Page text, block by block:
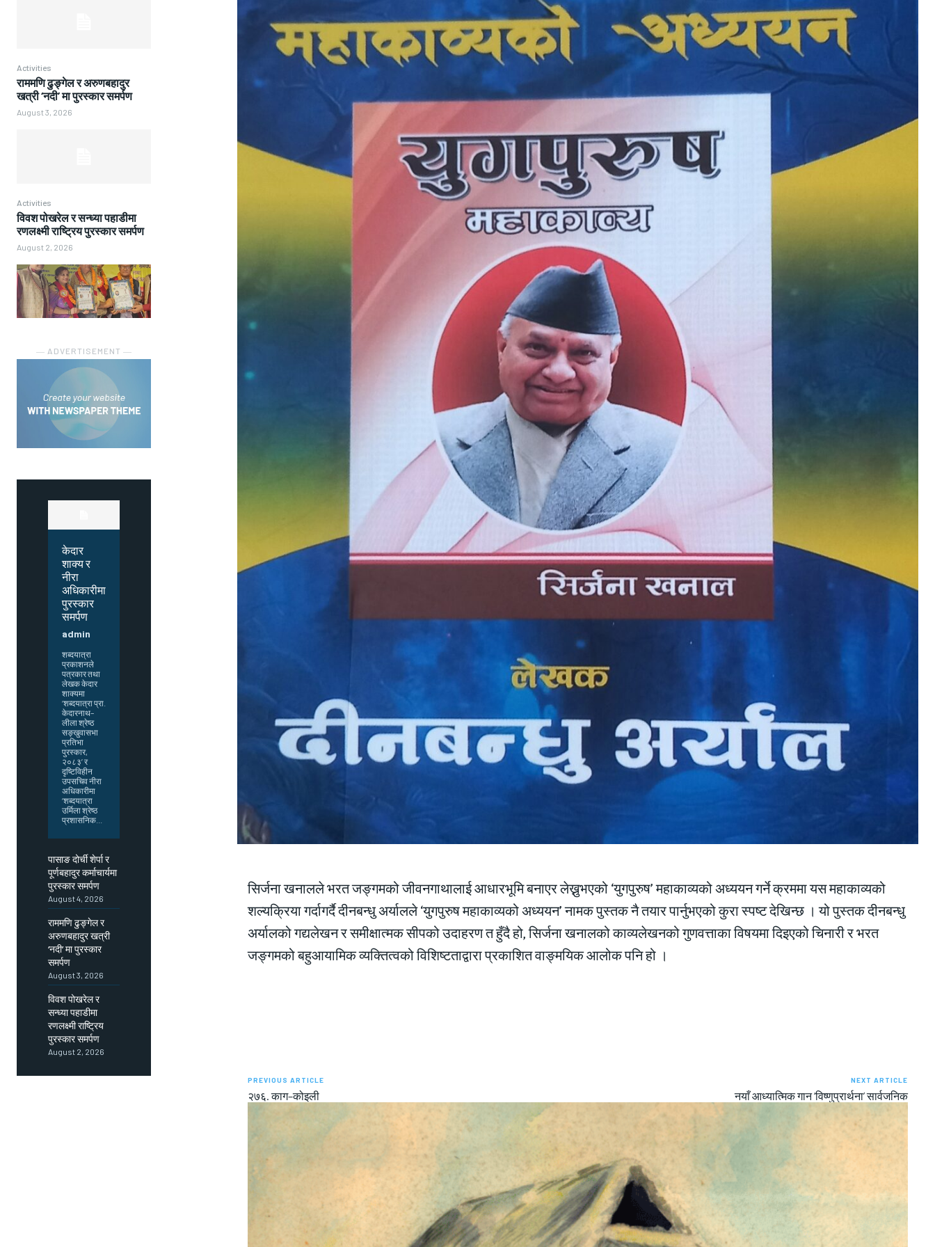
Activities
राममणि ढुङ्गेल र अरुणबहादुर
खत्री ‘नदी’ मा पुरस्कार समर्पण
August 3, 2026
Activities
विवश पोखरेल र सन्ध्या पहाडीमा
रणलक्ष्मी राष्ट्रिय पुरस्कार समर्पण
August 2, 2026
― ADVERTISEMENT ―
केदार
शाक्य र
नीरा
अधिकारीमा
पुरस्कार
समर्पण
admin
शब्दयात्रा
प्रकाशनले
पत्रकार तथा
लेखक केदार
शाक्यमा
‘शब्दयात्रा प्रा.
केदारनाथ–
लीला श्रेष्ठ
सङ्खुवासभा
प्रतिभा
पुरस्कार,
२०८३’ र
दृष्टिविहीन
उपसचिव नीरा
अधिकारीमा
‘शब्दयात्रा
उर्मिला श्रेष्ठ
प्रशासनिक...
पासाङ दोर्ची शेर्पा र
पूर्णबहादुर कर्माचार्यमा
पुरस्कार समर्पण
August 4, 2026
राममणि ढुङ्गेल र
अरुणबहादुर खत्री
‘नदी’ मा पुरस्कार
समर्पण
August 3, 2026
विवश पोखरेल र
सन्ध्या पहाडीमा
रणलक्ष्मी राष्ट्रिय
पुरस्कार समर्पण
August 2, 2026
सिर्जना खनालले भरत जङ्गमको जीवनगाथालाई आधारभूमि बनाएर लेख्नुभएको ‘युगपुरुष’ महाकाव्यको अध्ययन गर्ने क्रममा यस महाकाव्यको
शल्यक्रिया गर्दागर्दै दीनबन्धु अर्यालले ‘युगपुरुष महाकाव्यको अध्ययन’ नामक पुस्तक नै तयार पार्नुभएको कुरा स्पष्ट देखिन्छ । यो पुस्तक दीनबन्धु
अर्यालको गद्यलेखन र समीक्षात्मक सीपको उदाहरण त हुँदै हो, सिर्जना खनालको काव्यलेखनको गुणवत्ताका विषयमा दिइएको चिनारी र भरत
जङ्गमको बहुआयामिक व्यक्तित्वको विशिष्टताद्वारा प्रकाशित वाङ्मयिक आलोक पनि हो ।
PREVIOUS ARTICLE
२७६. काग–कोइली
NEXT ARTICLE
नयाँ आध्यात्मिक गान ‘विष्णुप्रार्थना’ सार्वजनिक